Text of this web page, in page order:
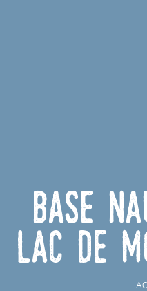
Base
Lac de